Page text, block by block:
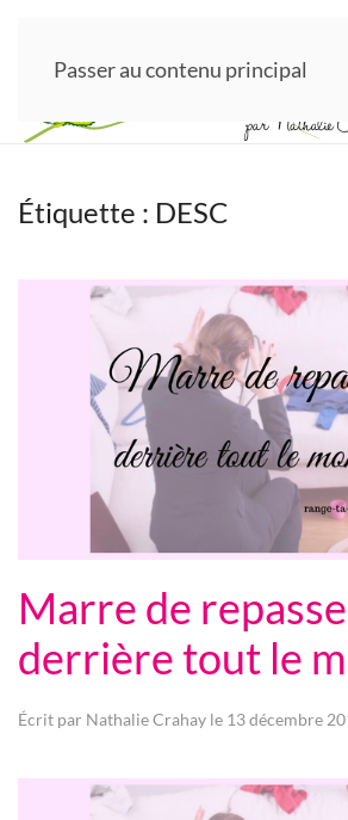
Passer au contenu principal
Étiquette : DESC
Marre de
derrière tout le
Écrit par Nathalie Crahay le 13 décembre